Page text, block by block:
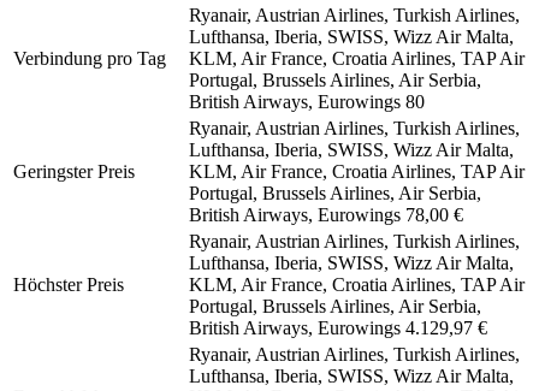
Verbindung pro Tag
Ryanair, Austrian Airlines, Turkish Airlines,
Lufthansa, Iberia, SWISS, Wizz Air Malta,
KLM, Air France, Croatia Airlines, TAP Air
Portugal, Brussels Airlines, Air Serbia,
British Airways, Eurowings 80
Geringster Preis
Ryanair, Austrian Airlines, Turkish Airlines,
Lufthansa, Iberia, SWISS, Wizz Air Malta,
KLM, Air France, Croatia Airlines, TAP Air
Portugal, Brussels Airlines, Air Serbia,
British Airways, Eurowings 78,00 €
Höchster Preis
Ryanair, Austrian Airlines, Turkish Airlines,
Lufthansa, Iberia, SWISS, Wizz Air Malta,
KLM, Air France, Croatia Airlines, TAP Air
Portugal, Brussels Airlines, Air Serbia,
British Airways, Eurowings 4.129,97 €
Ryanair, Austrian Airlines, Turkish Airlines,
Lufthansa, Iberia, SWISS, Wizz Air Malta,